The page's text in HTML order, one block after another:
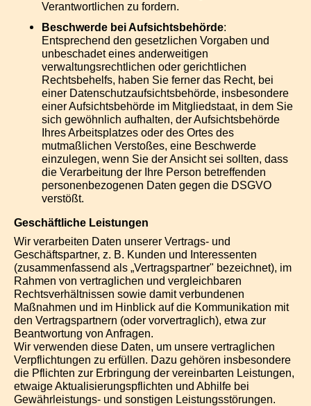
Verantwortlichen zu fordern.
Beschwerde bei Aufsichtsbehörde:
Entsprechend den gesetzlichen Vorgaben und
unbeschadet eines anderweitigen
verwaltungsrechtlichen oder gerichtlichen
Rechtsbehelfs, haben Sie ferner das Recht, bei
einer Datenschutzaufsichtsbehörde, insbesondere
einer Aufsichtsbehörde im Mitgliedstaat, in dem Sie
sich gewöhnlich aufhalten, der Aufsichtsbehörde
Ihres Arbeitsplatzes oder des Ortes des
mutmaßlichen Verstoßes, eine Beschwerde
einzulegen, wenn Sie der Ansicht sei sollten, dass
die Verarbeitung der Ihre Person betreffenden
personenbezogenen Daten gegen die DSGVO
verstößt.
Geschäftliche Leistungen
Wir verarbeiten Daten unserer Vertrags- und
Geschäftspartner, z. B. Kunden und Interessenten
(zusammenfassend als „Vertragspartner" bezeichnet), im
Rahmen von vertraglichen und vergleichbaren
Rechtsverhältnissen sowie damit verbundenen
Maßnahmen und im Hinblick auf die Kommunikation mit
den Vertragspartnern (oder vorvertraglich), etwa zur
Beantwortung von Anfragen.
Wir verwenden diese Daten, um unsere vertraglichen
Verpflichtungen zu erfüllen. Dazu gehören insbesondere
die Pflichten zur Erbringung der vereinbarten Leistungen,
etwaige Aktualisierungspflichten und Abhilfe bei
Gewährleistungs- und sonstigen Leistungsstörungen.